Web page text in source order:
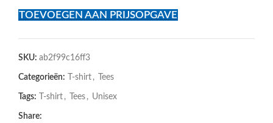
TOEVOEGEN AAN PRIJSOPGAVE
SKU: ab2f99c16ff3
Categorieën: T-shirt , Tees
Tags: T-shirt , Tees , Unisex
Share: